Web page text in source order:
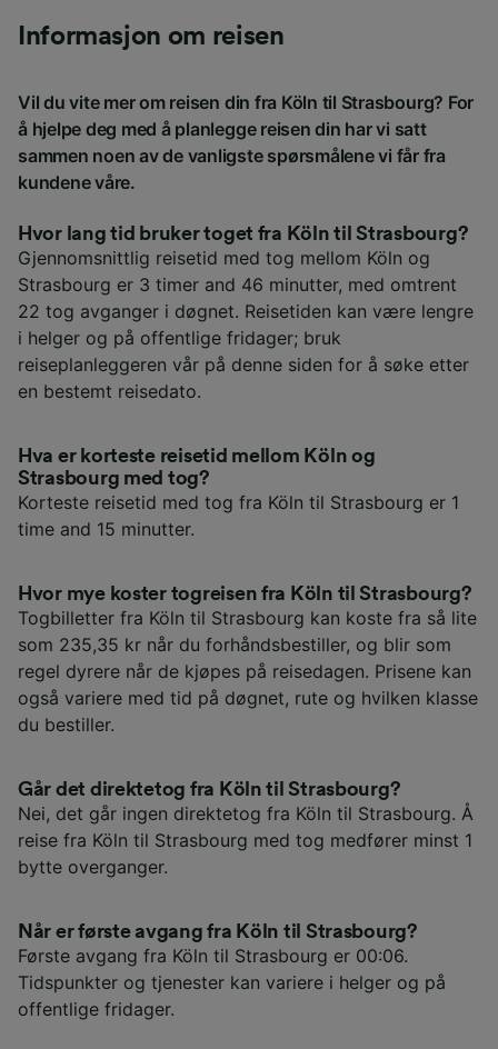
Informasjon om reisen
Vil du vite mer om reisen din fra Köln til Strasbourg? For
å hjelpe deg med å planlegge reisen din har vi satt
sammen noen av de vanligste spørsmålene vi får fra
kundene våre.
Hvor lang tid bruker toget fra Köln til Strasbourg?
Gjennomsnittlig reisetid med tog mellom Köln og
Strasbourg er 3 timer and 46 minutter, med omtrent
22 tog avganger i døgnet. Reisetiden kan være lengre
i helger og på offentlige fridager; bruk
reiseplanleggeren vår på denne siden for å søke etter
en bestemt reisedato.
Hva er korteste reisetid mellom Köln og
Strasbourg med tog?
Korteste reisetid med tog fra Köln til Strasbourg er 1
time and 15 minutter.
Hvor mye koster togreisen fra Köln til Strasbourg?
Togbilletter fra Köln til Strasbourg kan koste fra så lite
som 235,35 kr når du forhåndsbestiller, og blir som
regel dyrere når de kjøpes på reisedagen. Prisene kan
også variere med tid på døgnet, rute og hvilken klasse
du bestiller.
Går det direktetog fra Köln til Strasbourg?
Nei, det går ingen direktetog fra Köln til Strasbourg. Å
reise fra Köln til Strasbourg med tog medfører minst 1
bytte overganger.
Når er første avgang fra Köln til Strasbourg?
Første avgang fra Köln til Strasbourg er 00:06.
Tidspunkter og tjenester kan variere i helger og på
offentlige fridager.